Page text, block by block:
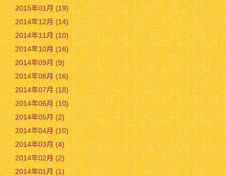
2015年01月 (19)
2014年12月 (14)
2014年11月 (10)
2014年10月 (16)
2014年09月 (9)
2014年08月 (16)
2014年07月 (18)
2014年06月 (10)
2014年05月 (2)
2014年04月 (10)
2014年03月 (4)
2014年02月 (2)
2014年01月 (1)